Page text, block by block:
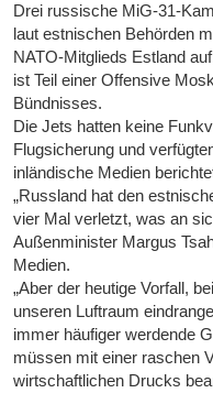
Drei russische MiG-31-
laut estnischen Behörden
NATO-Mitglieds Estland
ist Teil einer Offensive
Bündnisses.
Die Jets hatten keine
Flugsicherung und
inländische Medien
„Russland hat den
vier Mal verletzt, was an
Außenminister Margus
Medien.
„Aber der heutige Vorfall,
unseren Luftraum
immer häufiger werdende
müssen mit einer raschen
wirtschaftlichen Drucks